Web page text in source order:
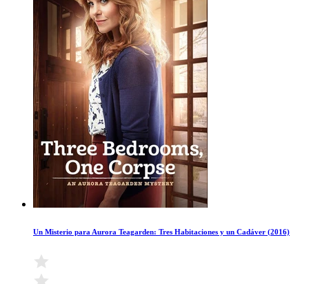
Un Misterio para Aurora Teagarden: Tres Habitaciones y un Cadáver (2016)